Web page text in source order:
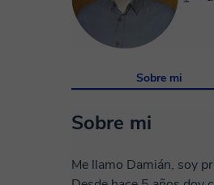
Sobre mi
Sobre mi
Me llamo Damián, soy